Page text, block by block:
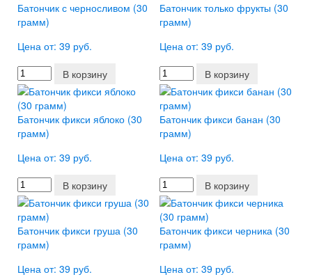
Батончик с черносливом (30
грамм)
Цена от: 39 руб.
В корзину
Батончик только фрукты (30
грамм)
Цена от: 39 руб.
В корзину
Батончик фикси яблоко (30
грамм)
Цена от: 39 руб.
В корзину
Батончик фикси банан (30
грамм)
Цена от: 39 руб.
В корзину
Батончик фикси груша (30
грамм)
Цена от: 39 руб.
Батончик фикси черника (30
грамм)
Цена от: 39 руб.